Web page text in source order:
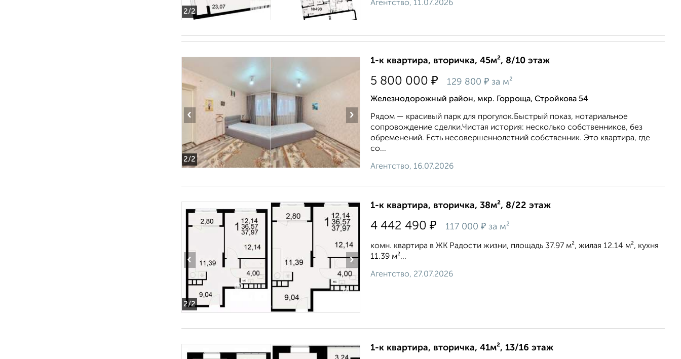
2/2
Агентство, 11.07.2026
2/2
‹ ›
1-к квартира, вторичка, 45м², 8/10 этаж
5 800 000 ₽ 129 800 ₽ за м²
Железнодорожный район, мкр. Горроща, Стройкова 54
Рядом — красивый парк для прогулок.Быстрый показ, нотариальное
сопровождение сделки.Чистая история: несколько собственников, без
обременений. Есть несовершеннолетний собственник. Это квартира, где
со...
Агентство, 16.07.2026
2/2
‹ ›
1-к квартира, вторичка, 38м², 8/22 этаж
4 442 490 ₽ 117 000 ₽ за м²
комн. квартира в ЖК Радости жизни, площадь 37.97 м², жилая 12.14 м², кухня
11.39 м²...
Агентство, 27.07.2026
1-к квартира, вторичка, 41м², 13/16 этаж